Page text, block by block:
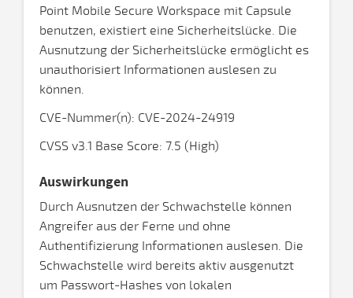
Point Mobile Secure Workspace mit Capsule
benutzen, existiert eine Sicherheitslücke. Die
Ausnutzung der Sicherheitslücke ermöglicht es
unauthorisiert Informationen auslesen zu
können.
CVE-Nummer(n): CVE-2024-24919
CVSS v3.1 Base Score: 7.5 (High)
Auswirkungen
Durch Ausnutzen der Schwachstelle können
Angreifer aus der Ferne und ohne
Authentifizierung Informationen auslesen. Die
Schwachstelle wird bereits aktiv ausgenutzt
um Passwort-Hashes von lokalen